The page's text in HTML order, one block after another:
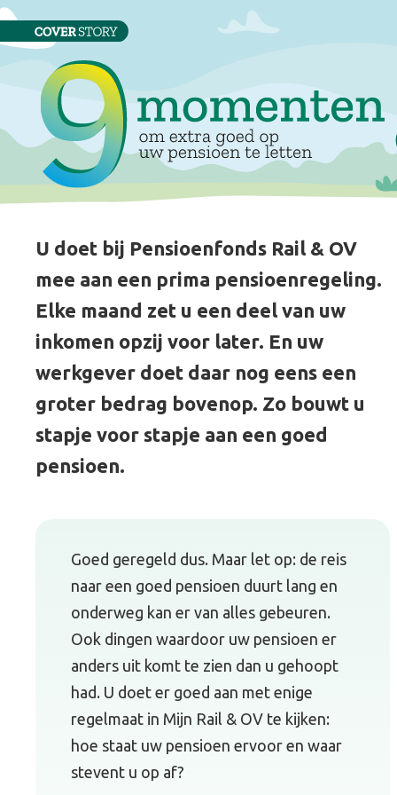
U doet bij Pensioenfonds Rail & OV
mee aan een prima pensioenregeling.
Elke maand zet u een deel van uw
inkomen opzij voor later. En uw
werkgever doet daar nog eens een
groter bedrag bovenop. Zo bouwt u
stapje voor stapje aan een goed
pensioen.
Goed geregeld dus. Maar let op: de reis
naar een goed pensioen duurt lang en
onderweg kan er van alles gebeuren.
Ook dingen waardoor uw pensioen er
anders uit komt te zien dan u gehoopt
had. U doet er goed aan met enige
regelmaat in Mijn Rail & OV te kijken:
hoe staat uw pensioen ervoor en waar
stevent u op af?